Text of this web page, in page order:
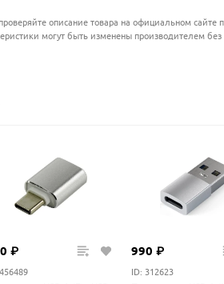
описание товара на официальном
могут быть изменены производителем без
₽ 990 ₽
ID: 312623